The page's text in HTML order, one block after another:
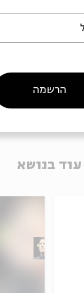
עוד בנושא
הרשמה